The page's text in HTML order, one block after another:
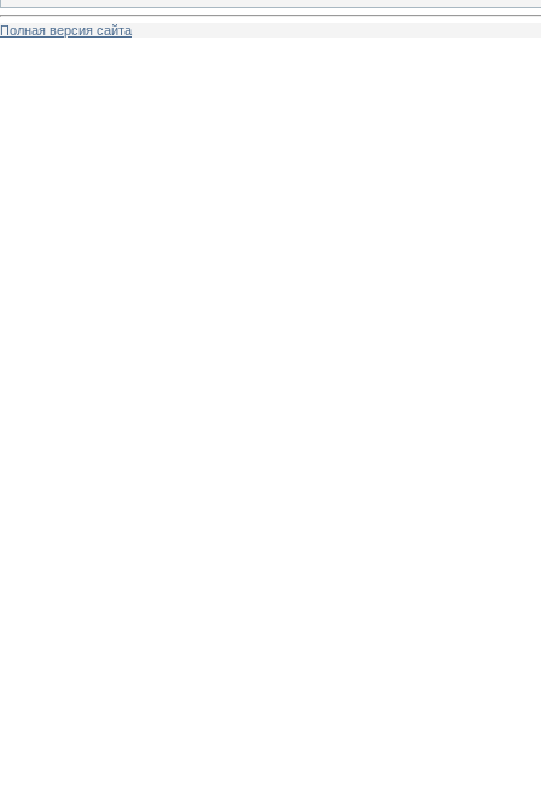
Полная версия сайта